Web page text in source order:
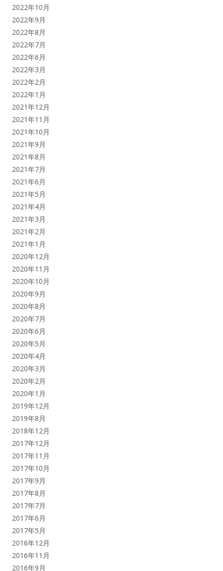
2022年10月
2022年9月
2022年8月
2022年7月
2022年6月
2022年3月
2022年2月
2022年1月
2021年12月
2021年11月
2021年10月
2021年9月
2021年8月
2021年7月
2021年6月
2021年5月
2021年4月
2021年3月
2021年2月
2021年1月
2020年12月
2020年11月
2020年10月
2020年9月
2020年8月
2020年7月
2020年6月
2020年5月
2020年4月
2020年3月
2020年2月
2020年1月
2019年12月
2019年8月
2018年12月
2017年12月
2017年11月
2017年10月
2017年9月
2017年8月
2017年7月
2017年6月
2017年5月
2016年12月
2016年11月
2016年9月